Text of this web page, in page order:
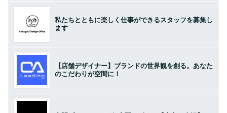
私たちとともに楽しく仕事ができるスタッフを募集し
ます
【店舗デザイナー】ブランドの世界観を創る。あなた
のこだわりが空間に！